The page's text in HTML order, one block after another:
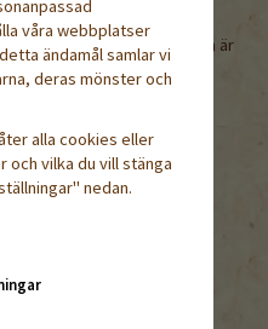
och varm växtplatsen är
sortiment för tillfället.
våra webbplatser
ändamål samlar vi
deras mönster och
alla cookies eller
och vilka du vill stänga
nedan.